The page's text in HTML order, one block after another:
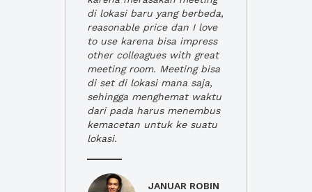
di lokasi baru yang berbeda,
reasonable price dan I love
to use karena bisa impress
other colleagues with great
meeting room. Meeting bisa
di set di lokasi mana saja,
sehingga menghemat waktu
dari pada harus menembus
kemacetan untuk ke suatu
lokasi.
JANUAR ROBIN